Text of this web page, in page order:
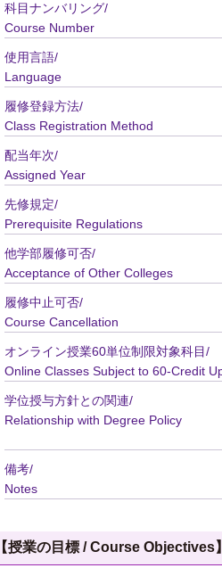
科目ナンバリング/
Course Number
使用言語/
Language
履修登録方法/
Class Registration Method
配当年次/
Assigned Year
先修規定/
Prerequisite Regulations
他学部履修可否/
Acceptance of Other Colleges
履修中止可否/
Course Cancellation
オンライン授業60単位制限対象科目/
Online Classes Subject to 60-Credit
学位授与方針との関連/
Relationship with Degree Policy
備考/
Notes
【授業の目標 / Course Objectives】